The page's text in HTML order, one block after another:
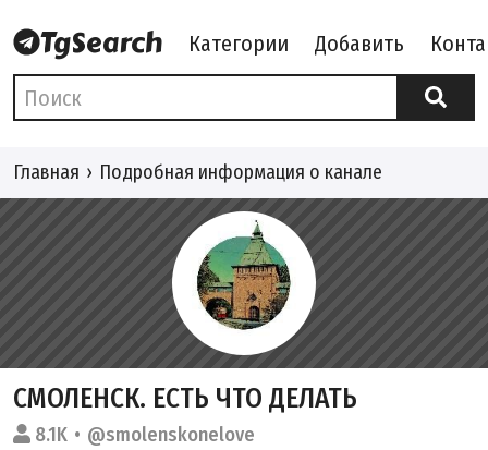
Категории Добавить
Главная Подробная информация о канале
СМОЛЕНСК. ЕСТЬ ЧТО ДЕЛАТЬ
8.1K
@smolenskonelove